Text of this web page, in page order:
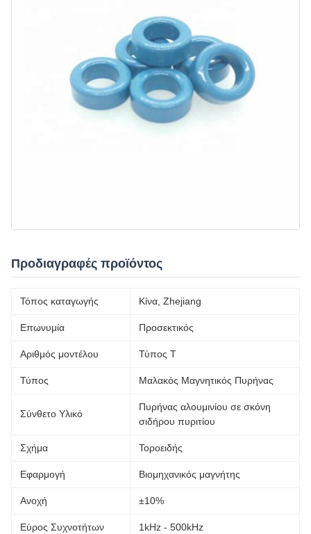
Προδιαγραφές προϊόντος
Τόπος καταγωγής Κίνα, Zhejiang
Επωνυμία Προσεκτικός
Αριθμός μοντέλου Τύπος Τ
Τύπος Μαλακός Μαγνητικός Πυρήνας
Σύνθετο Υλικό
Πυρήνας αλουμινίου σε σκόνη
σιδήρου πυριτίου
Σχήμα Τοροειδής
Εφαρμογή Βιομηχανικός μαγνήτης
Ανοχή ±10%
Εύρος Συχνοτήτων 1kHz - 500kHz